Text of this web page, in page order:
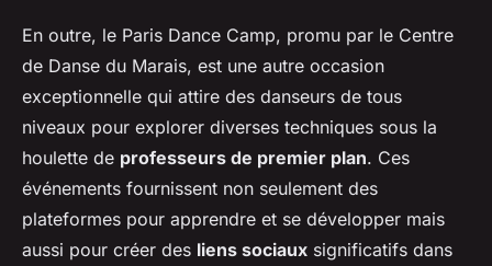
En outre, le Paris Dance Camp, promu par le Centre
de Danse du Marais, est une autre occasion
exceptionnelle qui attire des danseurs de tous
niveaux pour explorer diverses techniques sous la
houlette de professeurs de premier plan. Ces
événements fournissent non seulement des
plateformes pour apprendre et se développer mais
aussi pour créer des liens sociaux significatifs dans